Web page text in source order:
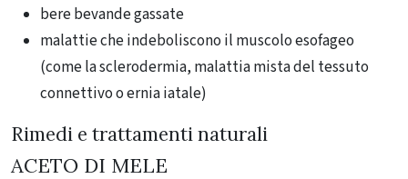
bere bevande gassate
malattie che indeboliscono il muscolo esofageo
(come la sclerodermia, malattia mista del tessuto
connettivo o ernia iatale)
Rimedi e trattamenti naturali
ACETO DI MELE